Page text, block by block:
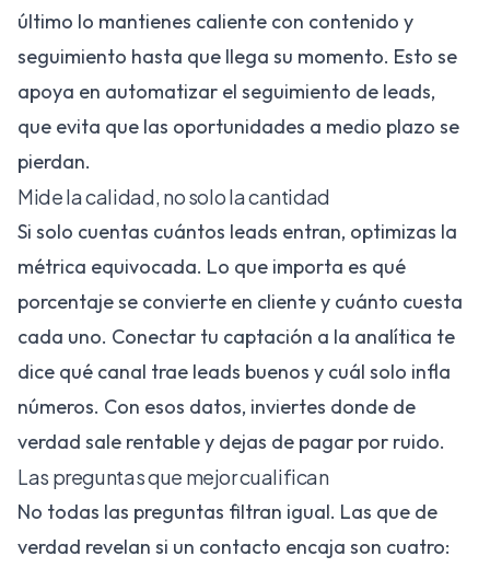
último lo mantienes caliente con contenido y
seguimiento hasta que llega su momento. Esto se
apoya en automatizar el seguimiento de leads,
que evita que las oportunidades a medio plazo se
pierdan.
Mide la calidad, no solo la cantidad
Si solo cuentas cuántos leads entran, optimizas la
métrica equivocada. Lo que importa es qué
porcentaje se convierte en cliente y cuánto cuesta
cada uno. Conectar tu captación a la analítica te
dice qué canal trae leads buenos y cuál solo infla
números. Con esos datos, inviertes donde de
verdad sale rentable y dejas de pagar por ruido.
Las preguntas que mejor cualifican
No todas las preguntas filtran igual. Las que de
verdad revelan si un contacto encaja son cuatro: